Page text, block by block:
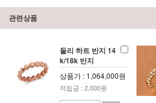
관련상품
둘리 하트 반지 14
k/18k 반지
상품가 : 1,064,000원
적립금 : 2,000원